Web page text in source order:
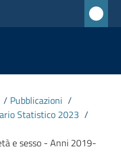
/ Pubblicazioni /
Statistico 2023 /
e sesso - Anni 2019-